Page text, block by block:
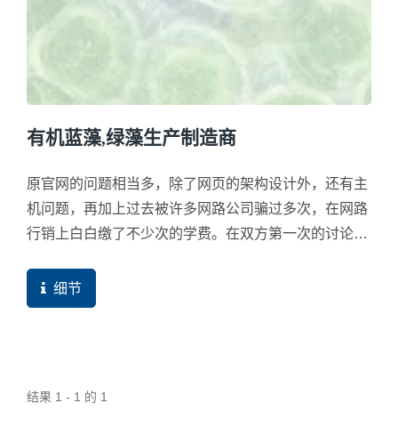
有机蓝藻,绿藻生产制造商
原官网的问题相当多，除了网页的架构设计外，还有主
机问题，再加上过去被许多网路公司骗过多次，在网路
行销上白白缴了不少次的学费。在双方第一次的讨论会
案例在现场一一检测与解答，因此，该公司决定「依据
原网站设计风格」交由環球暢貨重新设计。果然正式上
细节
结果 1 - 1 的 1